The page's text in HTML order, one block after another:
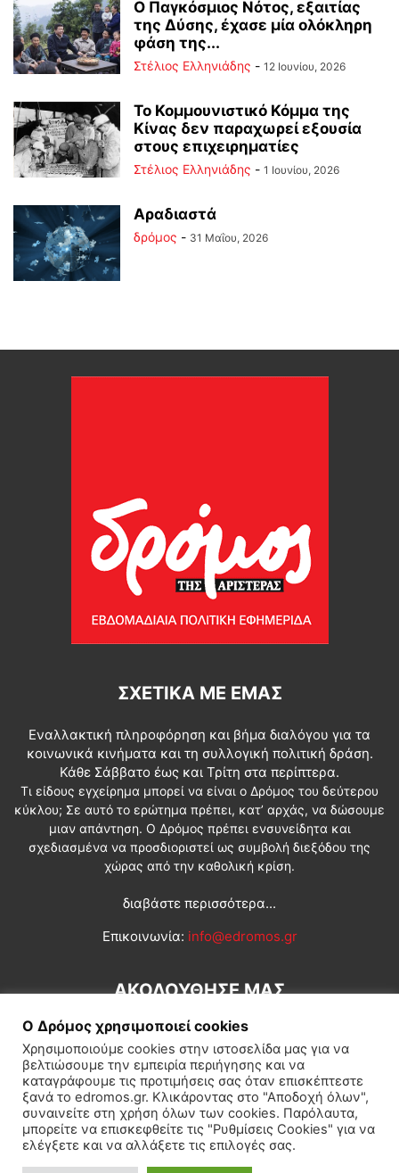
Ο Παγκόσμιος Νότος, εξαιτίας
της Δύσης, έχασε μία ολόκληρη
φάση της...
Στέλιος Ελληνιάδης - 12 Ιουνίου, 2026
Το Κομμουνιστικό Κόμμα της
Κίνας δεν παραχωρεί εξουσία
στους επιχειρηματίες
Στέλιος Ελληνιάδης - 1 Ιουνίου, 2026
Αραδιαστά
δρόμος - 31 Μαΐου, 2026
ΣΧΕΤΙΚΆ ΜΕ ΕΜΆΣ
Εναλλακτική πληροφόρηση και βήμα διαλόγου για τα
κοινωνικά κινήματα και τη συλλογική πολιτική δράση.
Κάθε Σάββατο έως και Τρίτη στα περίπτερα.
Τι είδους εγχείρημα μπορεί να είναι ο Δρόμος του δεύτερου
κύκλου; Σε αυτό το ερώτημα πρέπει, κατ’ αρχάς, να δώσουμε
μιαν απάντηση. Ο Δρόμος πρέπει ενσυνείδητα και
σχεδιασμένα να προσδιοριστεί ως συμβολή διεξόδου της
χώρας από την καθολική κρίση.
διαβάστε περισσότερα...
Επικοινωνία: info@edromos.gr
ΑΚΟΛΟΥΘΗΣΕ ΜΑΣ
Εγγραφή συνδρομητή Πολιτική Διεθνή Κοινωνία
Πολιτισμός Αφιερώματα
Ο Δρόμος χρησιμοποιεί cookies
Χρησιμοποιούμε cookies στην ιστοσελίδα μας για να
βελτιώσουμε την εμπειρία περιήγησης και να
καταγράφουμε τις προτιμήσεις σας όταν επισκέπτεστε
ξανά το edromos.gr. Κλικάροντας στο "Αποδοχή όλων",
συναινείτε στη χρήση όλων των cookies. Παρόλαυτα,
μπορείτε να επισκεφθείτε τις "Ρυθμίσεις Cookies" για να
ελέγξετε και να αλλάξετε τις επιλογές σας.